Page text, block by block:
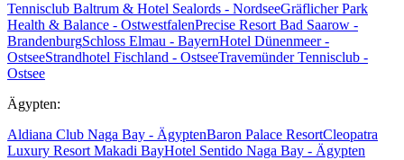
Tennisclub Baltrum & Hotel Sealords - NordseeGräflicher Park
Health & Balance - OstwestfalenPrecise Resort Bad Saarow -
BrandenburgSchloss Elmau - BayernHotel Dünenmeer -
OstseeStrandhotel Fischland - OstseeTravemünder Tennisclub -
Ostsee
Ägypten:
Aldiana Club Naga Bay - ÄgyptenBaron Palace ResortCleopatra
Luxury Resort Makadi BayHotel Sentido Naga Bay - Ägypten